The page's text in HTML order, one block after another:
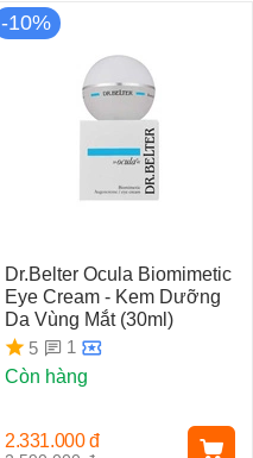
-10%
Dr.Belter Ocula Biomimetic
Eye Cream - Kem Dưỡng
Da Vùng Mắt (30ml)
5
1
Còn hàng
2.331.000 đ